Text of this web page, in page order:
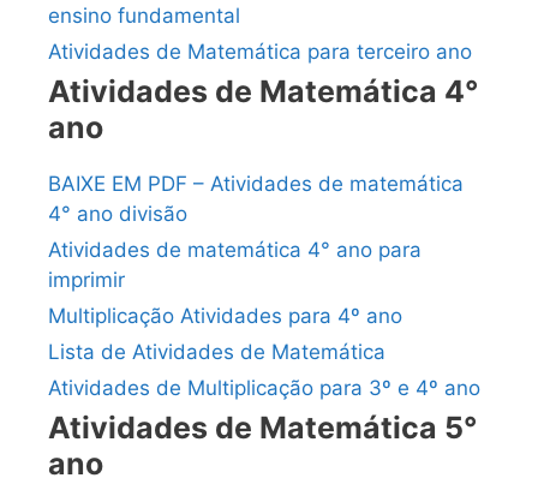
ensino fundamental
Atividades de Matemática para terceiro ano
Atividades de Matemática 4°
ano
BAIXE EM PDF – Atividades de matemática
4° ano divisão
Atividades de matemática 4° ano para
imprimir
Multiplicação Atividades para 4º ano
Lista de Atividades de Matemática
Atividades de Multiplicação para 3º e 4º ano
Atividades de Matemática 5°
ano